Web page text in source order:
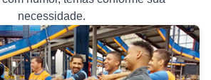
necessidade.